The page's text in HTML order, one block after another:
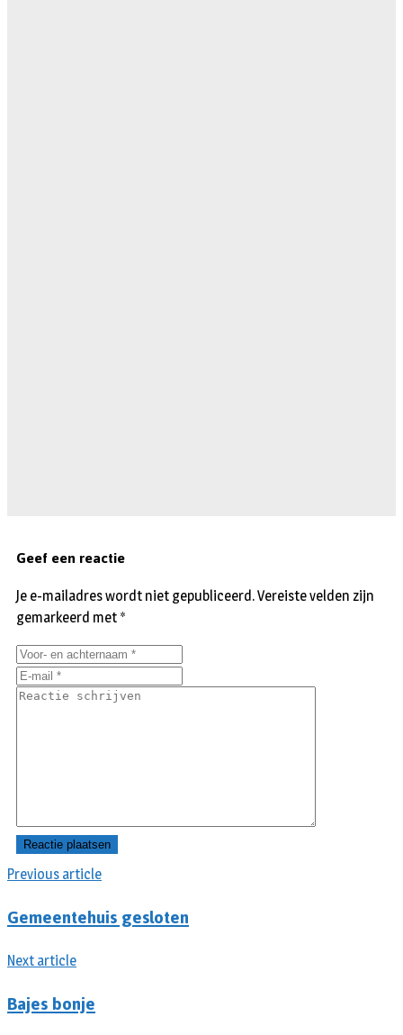
Previous article
Gemeentehuis gesloten
Next article
Bajes bonje
Geef een reactie
Je e-mailadres wordt niet gepubliceerd.Vereiste velden zijn
gemarkeerd met *